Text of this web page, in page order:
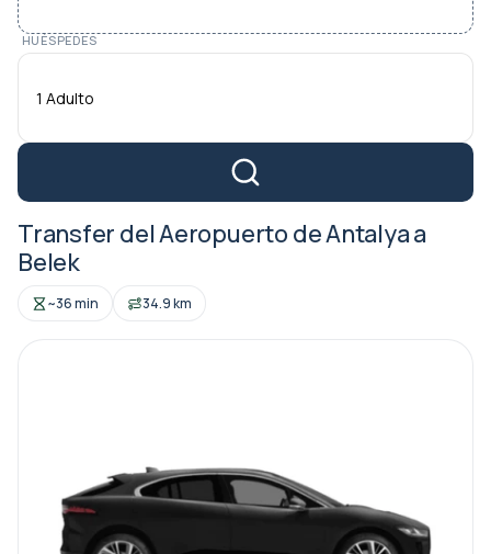
HUÉSPEDES
1 Adulto
Transfer del Aeropuerto de Antalya a
Belek
~36 min 34.9 km